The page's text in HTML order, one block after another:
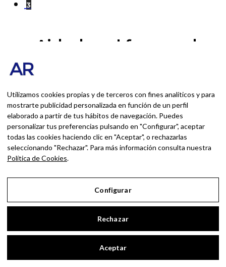
3
Airbnb y el fracaso de
vender alojamientos a
granel
7 JUNIO, 2026
4
Turismo y
desinformación: Mi
charla con Cristina
Utilizamos cookies propias y de terceros con fines analíticos y para
mostrarte publicidad personalizada en función de un perfil
elaborado a partir de tus hábitos de navegación. Puedes
personalizar tus preferencias pulsando en "Configurar", aceptar
todas las cookies haciendo clic en "Aceptar", o rechazarlas
seleccionando "Rechazar". Para más información consulta nuestra
Política de Cookies.
Configurar
Rechazar
Aceptar